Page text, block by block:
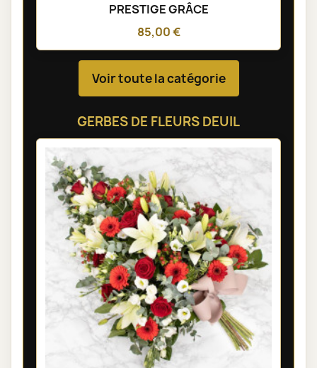
PRESTIGE GRÂCE
85,00 €
Voir toute la catégorie
GERBES DE FLEURS DEUIL